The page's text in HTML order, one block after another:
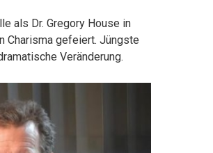
als Dr. Gregory House in
Charisma gefeiert. Jüngste
Veränderung.